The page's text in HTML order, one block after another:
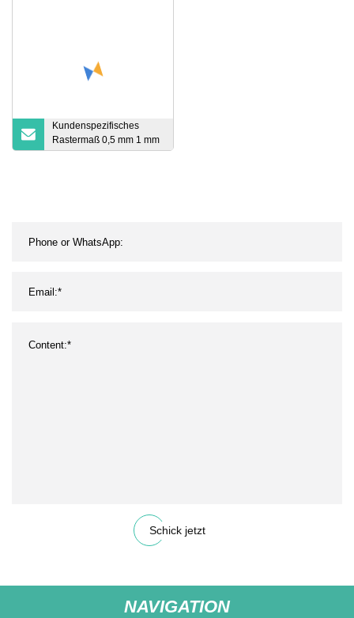
Kundenspezifisches
Rastermaß 0,5 mm 1 mm
1,25 mm Awm 20624 80c
Schick jetzt
NAVIGATION